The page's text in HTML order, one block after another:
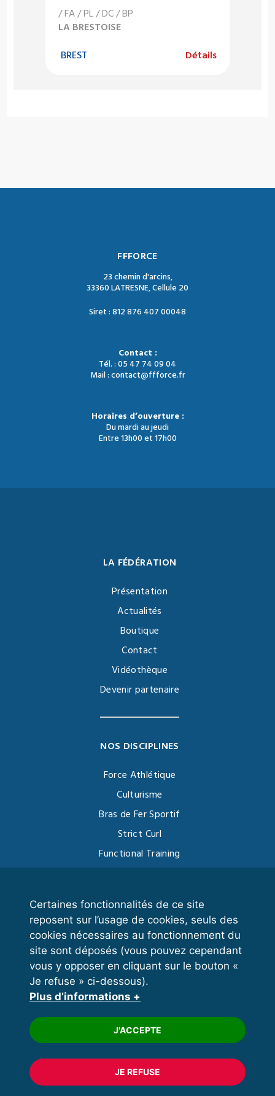
Certaines fonctionnalités de ce site
reposent sur l’usage de cookies, seuls des
cookies nécessaires au fonctionnement du
site sont déposés (vous pouvez cependant
vous y opposer en cliquant sur le bouton «
Je refuse » ci-dessous).
Plus d’informations +
J'ACCEPTE
JE REFUSE
/ FA / PL / DC / BP
LA BRESTOISE
BREST Détails
FFFORCE
23 chemin d'arcins,
33360 LATRESNE, Cellule 20
Siret : 812 876 407 00048
Contact :
Tél. : 05 47 74 09 04
Mail : contact@ffforce.fr
Horaires d’ouverture :
Du mardi au jeudi
Entre 13h00 et 17h00
LA FÉDÉRATION
Présentation
Actualités
Boutique
Contact
Vidéothèque
Devenir partenaire
NOS DISCIPLINES
Force Athlétique
Culturisme
Bras de Fer Sportif
Strict Curl
Functional Training
VOS ESPACES
Espace dirigeant
Espace licencié
Trouver un club
Formation
© 2020 FFFORCE Tous droits réservés